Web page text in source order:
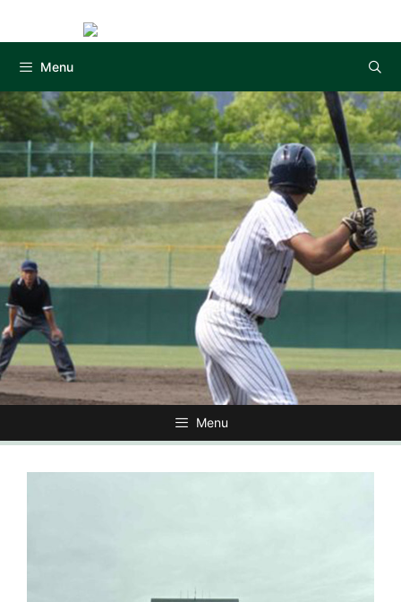
へ
ス
キ
ッ
プ
Menu
Menu